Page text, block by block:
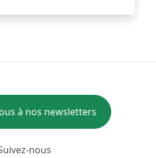
à nos newsletters
nous